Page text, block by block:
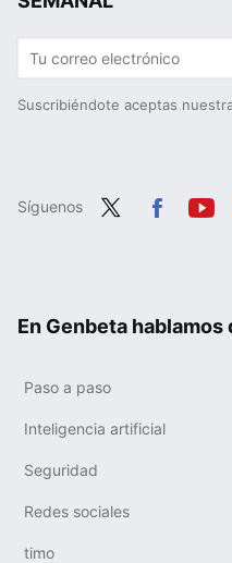
Suscribiéndote aceptas
Síguenos
En Genbeta hablamos
Paso a paso
Inteligencia artificial
Seguridad
Redes sociales
timo